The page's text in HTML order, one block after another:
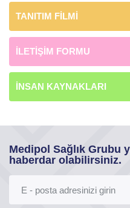
TANITIM FİLMİ
İLETİŞİM FORMU
İNSAN KAYNAKLARI
Medipol Sağlık Grubu
haberdar olabilirsiniz.